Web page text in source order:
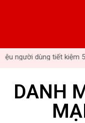
dùng tiết kiệm 5 -
DANH